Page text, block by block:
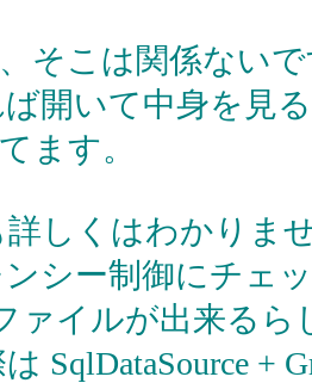
そこは関係ないで
開いて中身を見
ます。
詳しくはわかり
シー制御にチェ
ァイルが出来るら
SqlDataSource +